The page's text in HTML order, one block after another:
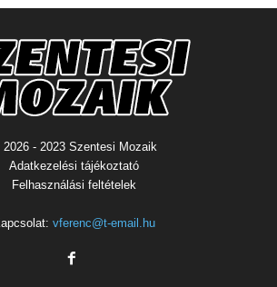
- 2023 Szentesi Mozaik
Adatkezelési tájékoztató
Felhasználási feltételek
vferenc@t-email.hu